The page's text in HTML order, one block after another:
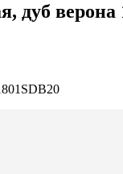
дуб верона